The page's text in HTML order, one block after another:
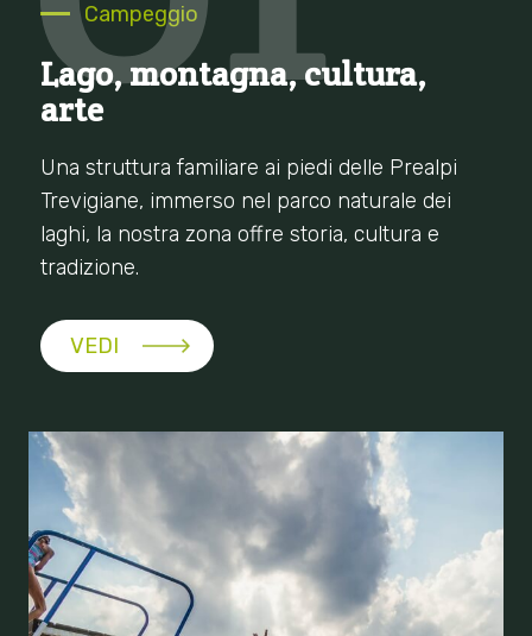
Campeggio
Lago, montagna, cultura,
arte
Una struttura familiare ai piedi delle Prealpi
Trevigiane, immerso nel parco naturale dei
laghi, la nostra zona offre storia, cultura e
tradizione.
VEDI